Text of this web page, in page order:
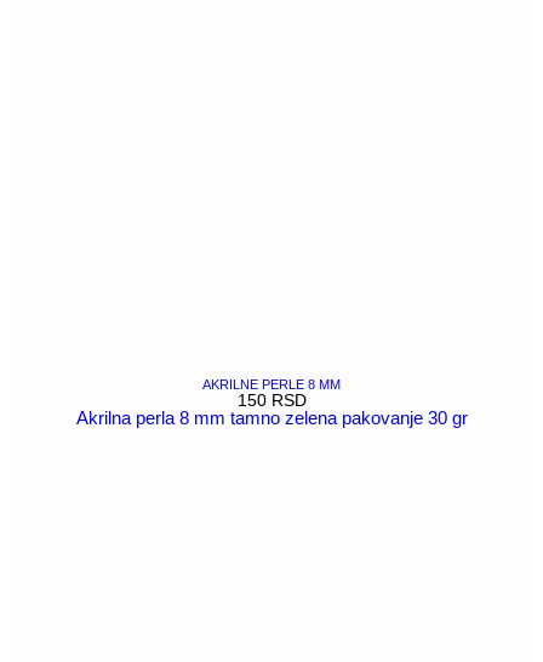
AKRILNE PERLE 8 MM
150 RSD
Akrilna perla 8 mm tamno zelena pakovanje 30 gr